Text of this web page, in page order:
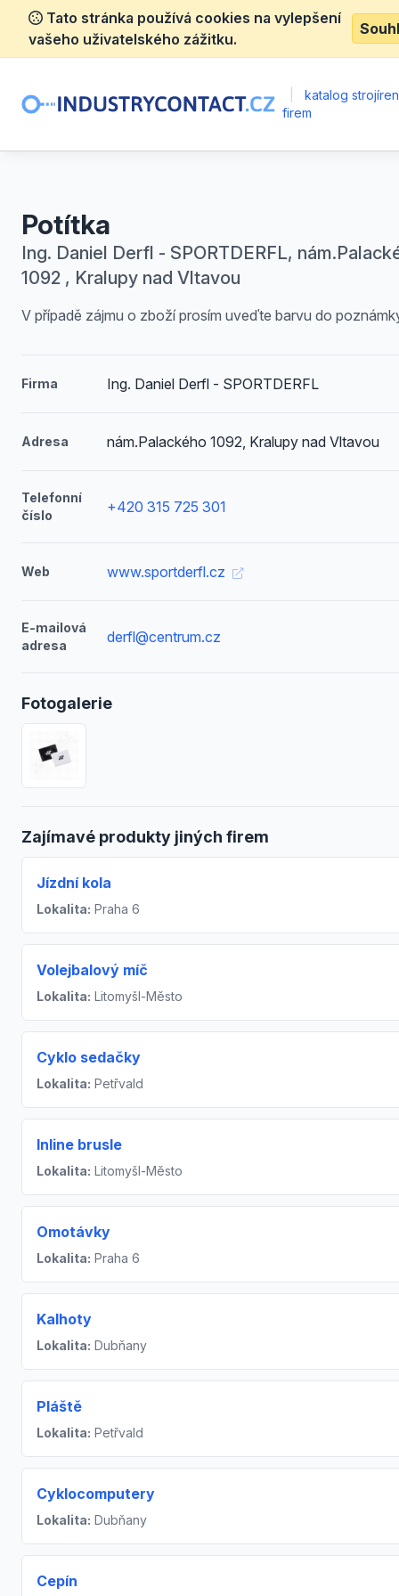
Tato stránka používá cookies na vylepšení
vašeho uživatelského zážitku.
katalog
firem
Potítka
Ing. Daniel Derfl - SPORTDERFL,
1092 , Kralupy nad Vltavou
V případě zájmu o zboží prosím uveďte barvu do
Firma Ing. Daniel Derfl - SPORTDERFL
Adresa nám.Palackého 1092, Kralupy nad Vltavou
Telefonní
číslo
+420 315 725 301
Web www.sportderfl.cz
E-mailová
adresa
derfl@centrum.cz
Fotogalerie
Zajímavé produkty jiných firem
Jízdní kola
Lokalita: Praha 6
Volejbalový míč
Lokalita: Litomyšl-Město
Cyklo sedačky
Lokalita: Petřvald
Inline brusle
Lokalita: Litomyšl-Město
Omotávky
Lokalita: Praha 6
Kalhoty
Lokalita: Dubňany
Pláště
Lokalita: Petřvald
Cyklocomputery
Lokalita: Dubňany
Cepín